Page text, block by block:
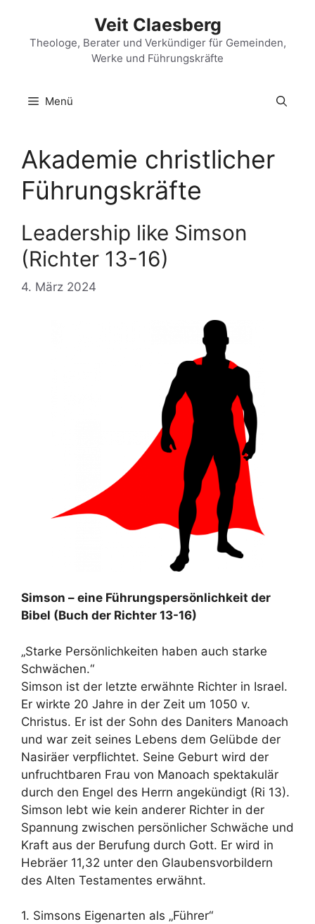
springen
Veit Claesberg
Theologe, Berater und Verkündiger für Gemeinden,
Werke und Führungskräfte
Menü
Akademie christlicher
Führungskräfte
Leadership like Simson
(Richter 13-16)
4. März 2024
Simson – eine Führungspersönlichkeit der
Bibel (Buch der Richter 13-16)
„Starke Persönlichkeiten haben auch starke
Schwächen.“
Simson ist der letzte erwähnte Richter in Israel.
Er wirkte 20 Jahre in der Zeit um 1050 v.
Christus. Er ist der Sohn des Daniters Manoach
und war zeit seines Lebens dem Gelübde der
Nasiräer verpflichtet. Seine Geburt wird der
unfruchtbaren Frau von Manoach spektakulär
durch den Engel des Herrn angekündigt (Ri 13).
Simson lebt wie kein anderer Richter in der
Spannung zwischen persönlicher Schwäche und
Kraft aus der Berufung durch Gott. Er wird in
Hebräer 11,32 unter den Glaubensvorbildern
des Alten Testamentes erwähnt.
1. Simsons Eigenarten als „Führer“